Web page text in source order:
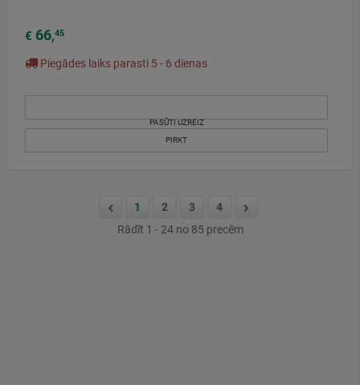
€ 66,45
Piegādes laiks parasti 5 - 6 dienas
PASŪTI UZREIZ
PIRKT
1 2 3
4
Rādīt 1 - 24 no 85 precēm